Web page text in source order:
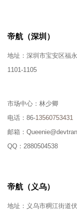
帝航（深圳）
地址： 深圳市宝安区福
1101-1105
市场中心： 林少卿
电话： 86-13560753431
邮箱：
QQ： 2880504538
帝航（义乌）
地址： 义乌市稠江街道